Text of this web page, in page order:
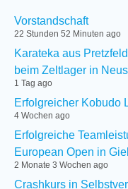
Vorstandschaft
22 Stunden 52 Minuten ago
Karateka aus
beim Zeltlager in
1 Tag ago
Erfolgreicher Kobudo
4 Wochen ago
Erfolgreiche
European Open in
2 Monate 3 Wochen ago
Crashkurs in